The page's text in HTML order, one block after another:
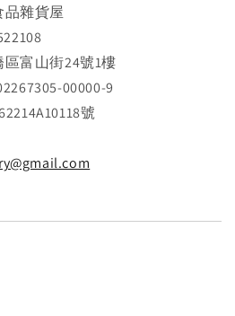
雜貨屋
富山街24號1樓
00000-9
號